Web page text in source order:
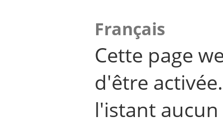
Français
Cette page
d'être
l'istant